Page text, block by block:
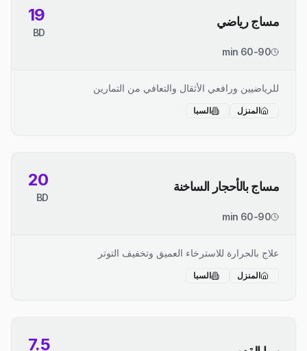
مساج رياضي 19
BD
60-90 min
للرياضيين ورافعي الأثقال والتعافي من التمارين
المنزل السبا
مساج بالأحجار الساخنة 20
BD
60-90 min
علاج بالحرارة للاسترخاء العميق وتخفيف التوتر
المنزل السبا
7.5